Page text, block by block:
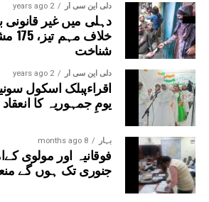
دلی این سی آر 2 years ago
دہلی میں غیر قانونی
شناخت
دلی این سی آر 2 years ago
اقراءپبلک اسکول
یومِ جمہوریہ کا انعقاد
بہار 8 months ago
جنوری تک ہوں گے